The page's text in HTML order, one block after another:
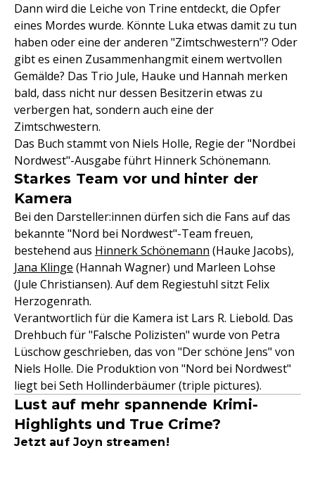
Dann wird die Leiche von Trine entdeckt, die Opfer
eines Mordes wurde. Könnte Luka etwas damit zu tun
haben oder eine der anderen "Zimtschwestern"? Oder
gibt es einen Zusammenhangmit einem wertvollen
Gemälde? Das Trio Jule, Hauke und Hannah merken
bald, dass nicht nur dessen Besitzerin etwas zu
verbergen hat, sondern auch eine der
Zimtschwestern.
Das Buch stammt von Niels Holle, Regie der "Nordbei
Nordwest"-Ausgabe führt Hinnerk Schönemann.
Starkes Team vor und hinter der
Kamera
Bei den Darsteller:innen dürfen sich die Fans auf das
bekannte "Nord bei Nordwest"-Team freuen,
bestehend aus Hinnerk Schönemann (Hauke Jacobs),
Jana Klinge (Hannah Wagner) und Marleen Lohse
(Jule Christiansen). Auf dem Regiestuhl sitzt Felix
Herzogenrath.
Verantwortlich für die Kamera ist Lars R. Liebold. Das
Drehbuch für "Falsche Polizisten" wurde von Petra
Lüschow geschrieben, das von "Der schöne Jens" von
Niels Holle. Die Produktion von "Nord bei Nordwest"
liegt bei Seth Hollinderbäumer (triple pictures).
Lust auf mehr spannende Krimi-
Highlights und True Crime?
Jetzt auf Joyn streamen!